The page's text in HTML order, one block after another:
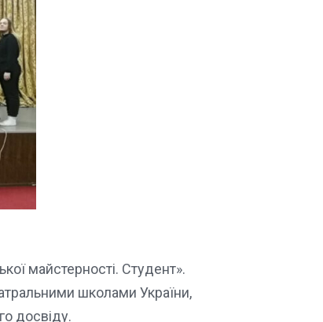
майстерності. Студент».
школами України,
досвіду.